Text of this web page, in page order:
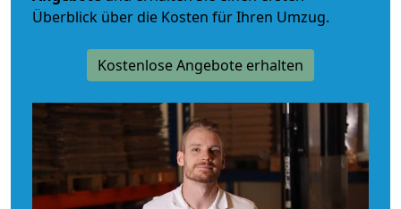
Überblick über die Kosten für Ihren Umzug.
Kostenlose Angebote erhalten